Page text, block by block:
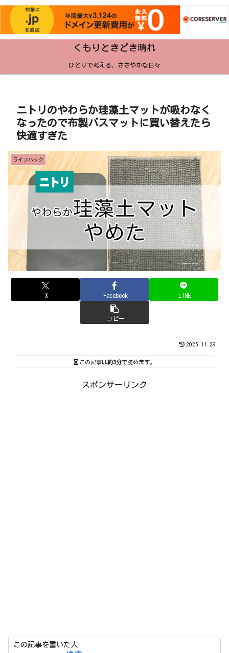
くもりときどき晴れ
ひとりで考える、ささやかな日々
ニトリのやわらか珪藻土マットが吸わなく
なったので布製バスマットに買い替えたら
快適すぎた
ライフハック
X Facebook LINE
コピー
2025.11.29
この記事は約3分で読めます。
スポンサーリンク
この記事を書いた人